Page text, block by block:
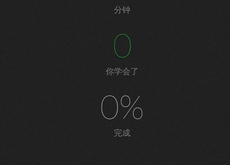
分钟
0
你学会了
0%
完成